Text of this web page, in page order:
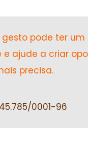
gesto pode ter
e ajude a criar
precisa.
0001-96